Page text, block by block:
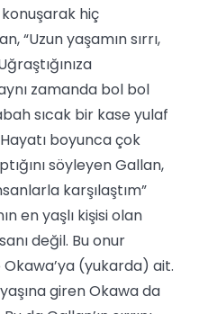
hiç
“Uzun yaşamın sırrı,
zamanda bol bol
sıcak bir kase yulaf
boyunca çok
söyleyen Gallan,
karşılaştım”
en yaşlı kişisi olan
değil. Bu onur
(yukarda) ait.
yaşına giren Okawa da